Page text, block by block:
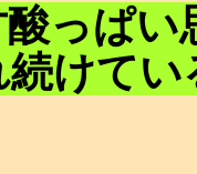
っぱ
けてい